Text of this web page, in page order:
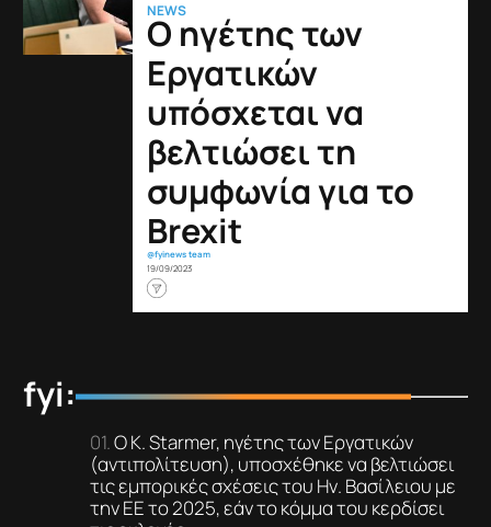
NEWS
Ο ηγέτης των
Εργατικών
υπόσχεται να
βελτιώσει τη
συμφωνία για το
Brexit
@fyinews team
19/09/2023
fyi:
Ο K. Starmer, ηγέτης των Εργατικών
(αντιπολίτευση), υποσχέθηκε να βελτιώσει
τις εμπορικές σχέσεις του Ην. Βασίλειου με
την ΕΕ το 2025, εάν το κόμμα του κερδίσει